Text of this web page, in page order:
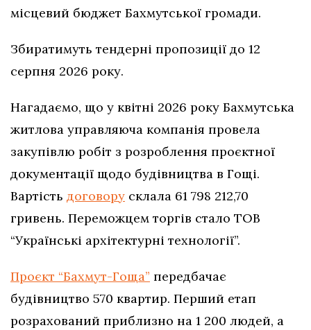
місцевий бюджет Бахмутської громади.
Збиратимуть тендерні пропозиції до 12
серпня 2026 року.
Нагадаємо, що у квітні 2026 року Бахмутська
житлова управляюча компанія провела
закупівлю робіт з розроблення проєктної
документації щодо будівництва в Гощі.
Вартість договору склала 61 798 212,70
гривень. Переможцем торгів стало ТОВ
“Українські архітектурні технології”.
Проєкт “Бахмут-Гоща” передбачає
будівництво 570 квартир. Перший етап
розрахований приблизно на 1 200 людей, а